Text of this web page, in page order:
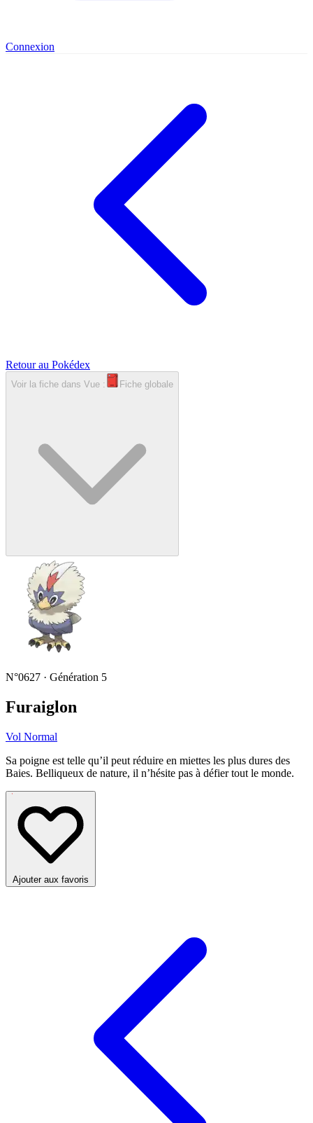
Connexion
Retour au Pokédex
Voir la fiche dans Vue : Fiche globale
N°0627 · Génération 5
Furaiglon
Vol Normal
Sa poigne est telle qu’il peut réduire en miettes les plus dures des
Baies. Belliqueux de nature, il n’hésite pas à défier tout le monde.
Ajouter aux favoris